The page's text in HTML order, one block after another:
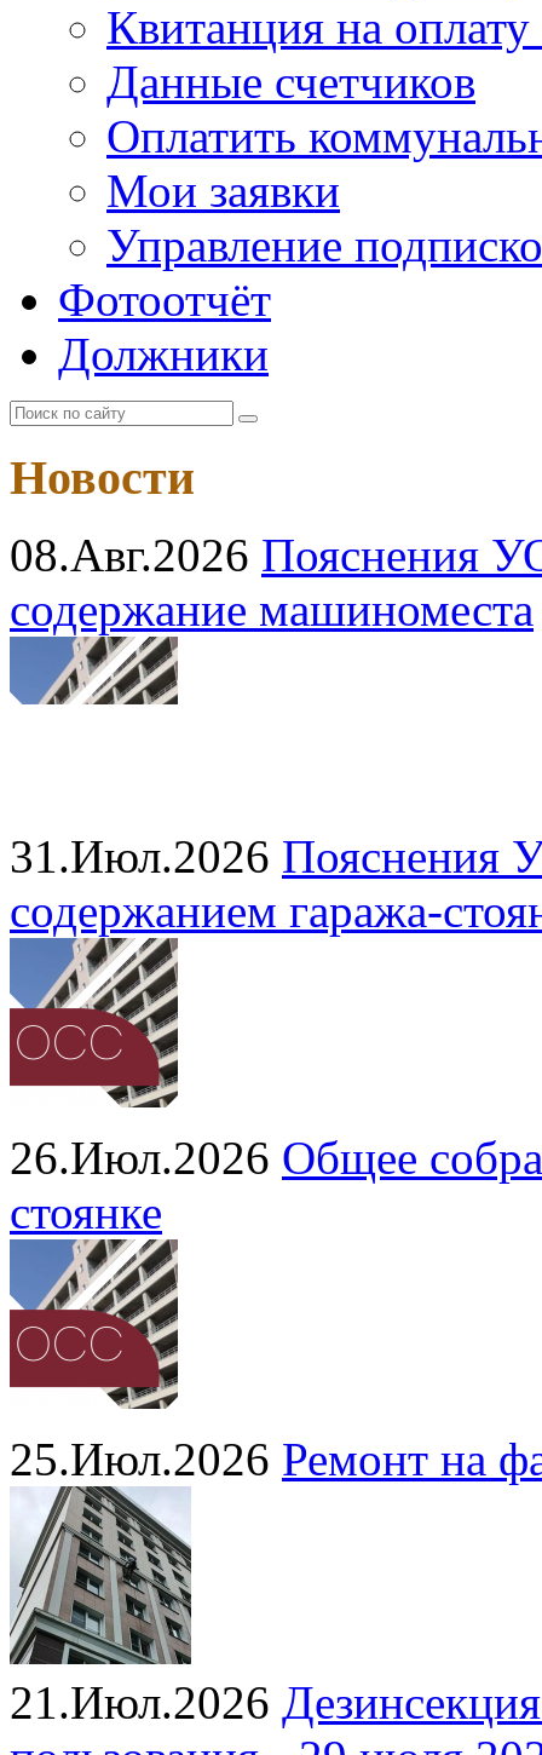
Квитанция на
Данные счетчиков
Оплатить
Мои заявки
Управление
Фотоотчёт
Должники
Новости
08.Авг.2026 Пояснения
содержание машиноместа
31.Июл.2026 Пояснения
содержанием
26.Июл.2026 Общее
стоянке
25.Июл.2026 Ремонт на
21.Июл.2026